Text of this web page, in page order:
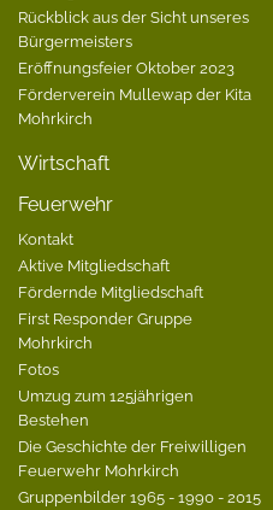
Rückblick aus der Sicht unseres
Bürgermeisters
Eröffnungsfeier Oktober 2023
Förderverein Mullewap der Kita
Mohrkirch
Wirtschaft
Feuerwehr
Kontakt
Aktive Mitgliedschaft
Fördernde Mitgliedschaft
First Responder Gruppe
Mohrkirch
Fotos
Umzug zum 125jährigen
Bestehen
Die Geschichte der Freiwilligen
Feuerwehr Mohrkirch
Gruppenbilder 1965 - 1990 - 2015